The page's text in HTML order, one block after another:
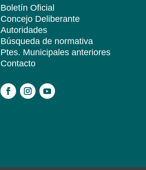
Boletín Oficial
Concejo Deliberante
Autoridades
Búsqueda de normativa
Ptes. Municipales anteriores
Contacto